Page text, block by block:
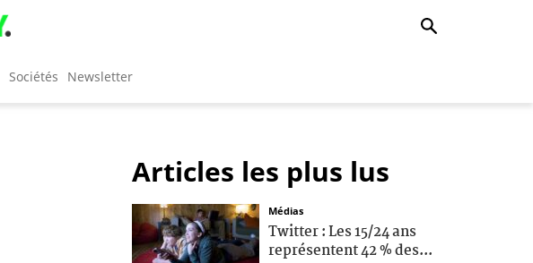
Sociétés Newsletter
Articles les plus lus
Médias
Twitter : Les 15/24 ans
représentent 42 % des...